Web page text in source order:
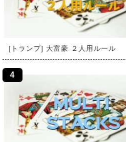
[トランプ] 大富豪 ２人用ルール